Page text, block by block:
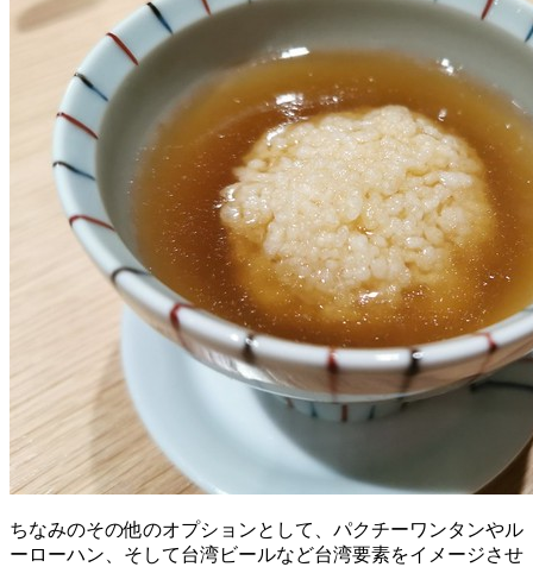
ちなみのその他のオプションとして、パクチーワンタンやル
ーローハン、そして台湾ビールなど台湾要素をイメージさせ